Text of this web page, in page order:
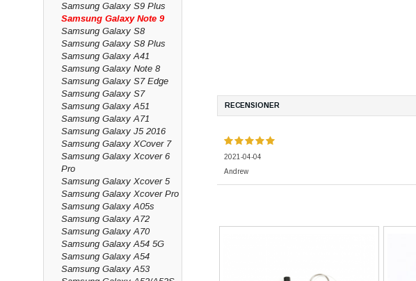
Samsung Galaxy S9 Plus
Samsung Galaxy Note 9
Samsung Galaxy S8
Samsung Galaxy S8 Plus
Samsung Galaxy A41
Samsung Galaxy Note 8
Samsung Galaxy S7 Edge
Samsung Galaxy S7
Samsung Galaxy A51
Samsung Galaxy A71
Samsung Galaxy J5 2016
Samsung Galaxy XCover 7
Samsung Galaxy Xcover 6
Pro
Samsung Galaxy Xcover 5
Samsung Galaxy Xcover Pro
Samsung Galaxy A05s
Samsung Galaxy A72
Samsung Galaxy A70
Samsung Galaxy A54 5G
Samsung Galaxy A54
Samsung Galaxy A53
RECENSIONER
2021-04-04
Andrew